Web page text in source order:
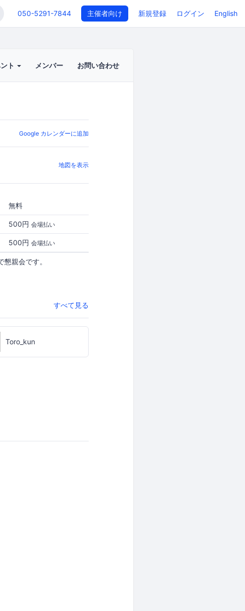
050-5291-7844 主催者向け 新規登録 ログイン English
ト メンバー お問い合わせ
Google カレンダーに追加
地図を表示
無料
500円 会場払い
500円 会場払い
親会です。
すべて見る
Toro_kun